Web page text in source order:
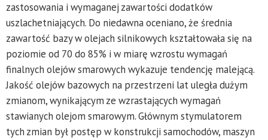
zastosowania i wymaganej zawartości dodatków
uszlachetniających. Do niedawna oceniano, że średnia
zawartość bazy w olejach silnikowych kształtowała się na
poziomie od 70 do 85% i w miarę wzrostu wymagań
finalnych olejów smarowych wykazuje tendencję malejącą.
Jakość olejów bazowych na przestrzeni lat uległa dużym
zmianom, wynikającym ze wzrastających wymagań
stawianych olejom smarowym. Głównym stymulatorem
tych zmian był postęp w konstrukcji samochodów, maszyn